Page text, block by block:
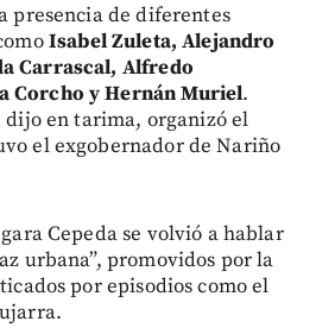
presencia de diferentes
Isabel Zuleta, Alejandro
Carrascal, Alfredo
Corcho y Hernán Muriel.
dijo en tarima, organizó el
el exgobernador de Nariño
Cepeda se volvió a hablar
urbana”, promovidos por la
por episodios como el